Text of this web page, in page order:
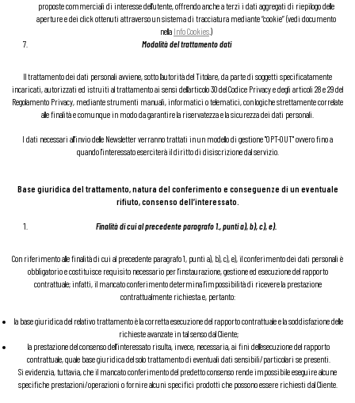
proposte commerciali di interesse dell’utente, offrendo anche a terzi i dati aggregati di riepilogo delle
aperture e dei click ottenuti attraverso un sistema di tracciatura mediante “cookie” (vedi documento
nella Info Cookies.)
Modalità del trattamento dati
Il trattamento dei dati personali avviene, sotto l’autorità del Titolare, da parte di soggetti specificatamente
incaricati, autorizzati ed istruiti al trattamento ai sensi dell’articolo 30 del Codice Privacy e degli articoli 28 e 29 del
Regolamento Privacy, mediante strumenti manuali, informatici o telematici, con logiche strettamente correlate
alle finalità e comunque in modo da garantire la riservatezza e la sicurezza dei dati personali.
I dati necessari all'invio delle Newsletter verranno trattati in un modello di gestione "OPT-OUT" ovvero fino a
quando l'interessato eserciterà il diritto di disiscrizione dal servizio.
Base giuridica del trattamento, natura del conferimento e conseguenze di un eventuale
rifiuto, consenso dell’interessato.
Finalità di cui al precedente paragrafo 1., punti a), b), c), e).
Con riferimento alle finalità di cui al precedente paragrafo 1, punti a), b), c), e), il conferimento dei dati personali è
obbligatorio e costituisce requisito necessario per l’instaurazione, gestione ed esecuzione del rapporto
contrattuale; infatti, il mancato conferimento determina l’impossibilità di ricevere la prestazione
contrattualmente richiesta e, pertanto:
la base giuridica del relativo trattamento è la corretta esecuzione del rapporto contrattuale e la soddisfazione delle
richieste avanzate in tal senso dal Cliente;
la prestazione del consenso dell’interessato risulta, invece, necessaria, ai fini dell’esecuzione del rapporto
contrattuale, quale base giuridica del solo trattamento di eventuali dati sensibili/particolari se presenti.
Si evidenzia, tuttavia, che il mancato conferimento del predetto consenso rende impossibile eseguire alcune
specifiche prestazioni/operazioni o fornire alcuni specifici prodotti che possono essere richiesti dal Cliente.